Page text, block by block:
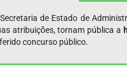
de Estado de
atribuições, tornam pública a
concurso público.